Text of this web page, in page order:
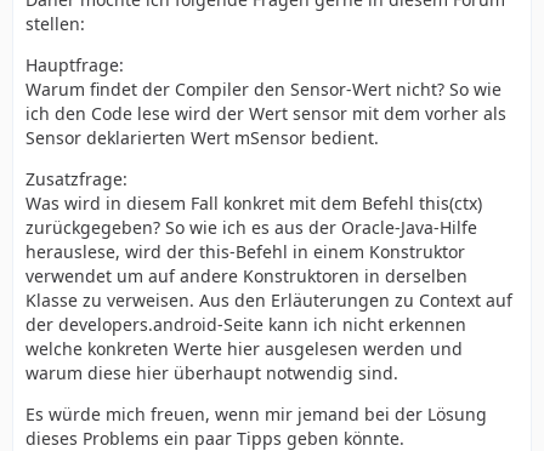
stellen:
Hauptfrage:
Warum findet der Compiler den Sensor-Wert nicht? So wie
ich den Code lese wird der Wert sensor mit dem vorher als
Sensor deklarierten Wert mSensor bedient.
Zusatzfrage:
Was wird in diesem Fall konkret mit dem Befehl this(ctx)
zurückgegeben? So wie ich es aus der Oracle-Java-Hilfe
herauslese, wird der this-Befehl in einem Konstruktor
verwendet um auf andere Konstruktoren in derselben
Klasse zu verweisen. Aus den Erläuterungen zu Context auf
der developers.android-Seite kann ich nicht erkennen
welche konkreten Werte hier ausgelesen werden und
warum diese hier überhaupt notwendig sind.
Es würde mich freuen, wenn mir jemand bei der Lösung
dieses Problems ein paar Tipps geben könnte.